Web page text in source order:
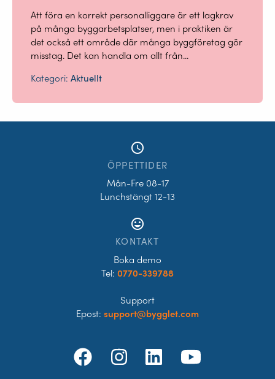
Att föra en korrekt personalliggare är ett lagkrav
på många byggarbetsplatser, men i praktiken är
det också ett område där många byggföretag gör
misstag. Det kan handla om allt från...
Kategori:Aktuellt
access_time
ÖPPETTIDER
Mån-Fre 08-17
Lunchstängt 12-13
tag_faces
KONTAKT
Boka demo
Tel: 0770-339788
Support
Epost: support@bygglet.com